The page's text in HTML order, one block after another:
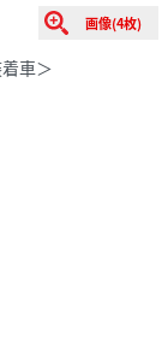
画像(4枚)
車＞